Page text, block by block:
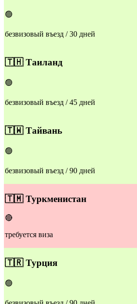
🟢
безвизовый въезд / 30 дней
​🇹🇭Таиланд
🟢
безвизовый въезд / 45 дней
🇹🇼Тайвань
🟢
безвизовый въезд / 90 дней
​🇹🇲Туркменистан
🔴
требуется виза
​🇹🇷Турция
🟢